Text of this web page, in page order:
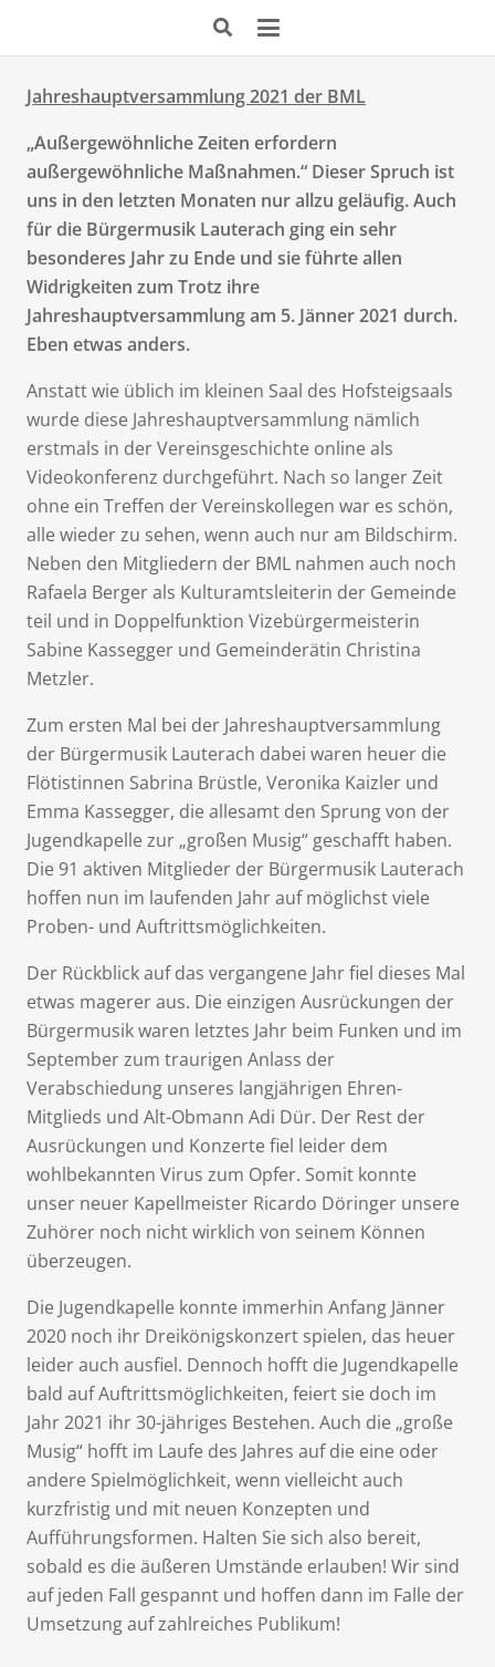
Jahreshauptversammlung 2021 der BML
„Außergewöhnliche Zeiten erfordern
außergewöhnliche Maßnahmen.“ Dieser Spruch ist
uns in den letzten Monaten nur allzu geläufig. Auch
für die Bürgermusik Lauterach ging ein sehr
besonderes Jahr zu Ende und sie führte allen
Widrigkeiten zum Trotz ihre
Jahreshauptversammlung am 5. Jänner 2021 durch.
Eben etwas anders.
Anstatt wie üblich im kleinen Saal des Hofsteigsaals
wurde diese Jahreshauptversammlung nämlich
erstmals in der Vereinsgeschichte online als
Videokonferenz durchgeführt. Nach so langer Zeit
ohne ein Treffen der Vereinskollegen war es schön,
alle wieder zu sehen, wenn auch nur am Bildschirm.
Neben den Mitgliedern der BML nahmen auch noch
Rafaela Berger als Kulturamtsleiterin der Gemeinde
teil und in Doppelfunktion Vizebürgermeisterin
Sabine Kassegger und Gemeinderätin Christina
Metzler.
Zum ersten Mal bei der Jahreshauptversammlung
der Bürgermusik Lauterach dabei waren heuer die
Flötistinnen Sabrina Brüstle, Veronika Kaizler und
Emma Kassegger, die allesamt den Sprung von der
Jugendkapelle zur „großen Musig“ geschafft haben.
Die 91 aktiven Mitglieder der Bürgermusik Lauterach
hoffen nun im laufenden Jahr auf möglichst viele
Proben- und Auftrittsmöglichkeiten.
Der Rückblick auf das vergangene Jahr fiel dieses Mal
etwas magerer aus. Die einzigen Ausrückungen der
Bürgermusik waren letztes Jahr beim Funken und im
September zum traurigen Anlass der
Verabschiedung unseres langjährigen Ehren-
Mitglieds und Alt-Obmann Adi Dür. Der Rest der
Ausrückungen und Konzerte fiel leider dem
wohlbekannten Virus zum Opfer. Somit konnte
unser neuer Kapellmeister Ricardo Döringer unsere
Zuhörer noch nicht wirklich von seinem Können
überzeugen.
Die Jugendkapelle konnte immerhin Anfang Jänner
2020 noch ihr Dreikönigskonzert spielen, das heuer
leider auch ausfiel. Dennoch hofft die Jugendkapelle
bald auf Auftrittsmöglichkeiten, feiert sie doch im
Jahr 2021 ihr 30-jähriges Bestehen. Auch die „große
Musig“ hofft im Laufe des Jahres auf die eine oder
andere Spielmöglichkeit, wenn vielleicht auch
kurzfristig und mit neuen Konzepten und
Aufführungsformen. Halten Sie sich also bereit,
sobald es die äußeren Umstände erlauben! Wir sind
auf jeden Fall gespannt und hoffen dann im Falle der
Umsetzung auf zahlreiches Publikum!